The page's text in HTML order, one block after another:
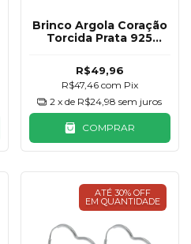
Brinco Argola Coração
Torcida Prata 925
R$49,96
R$47,46 com Pix
2 x de R$24,98 sem juros
COMPRAR
ATÉ 30% OFF
EM QUANTIDADE